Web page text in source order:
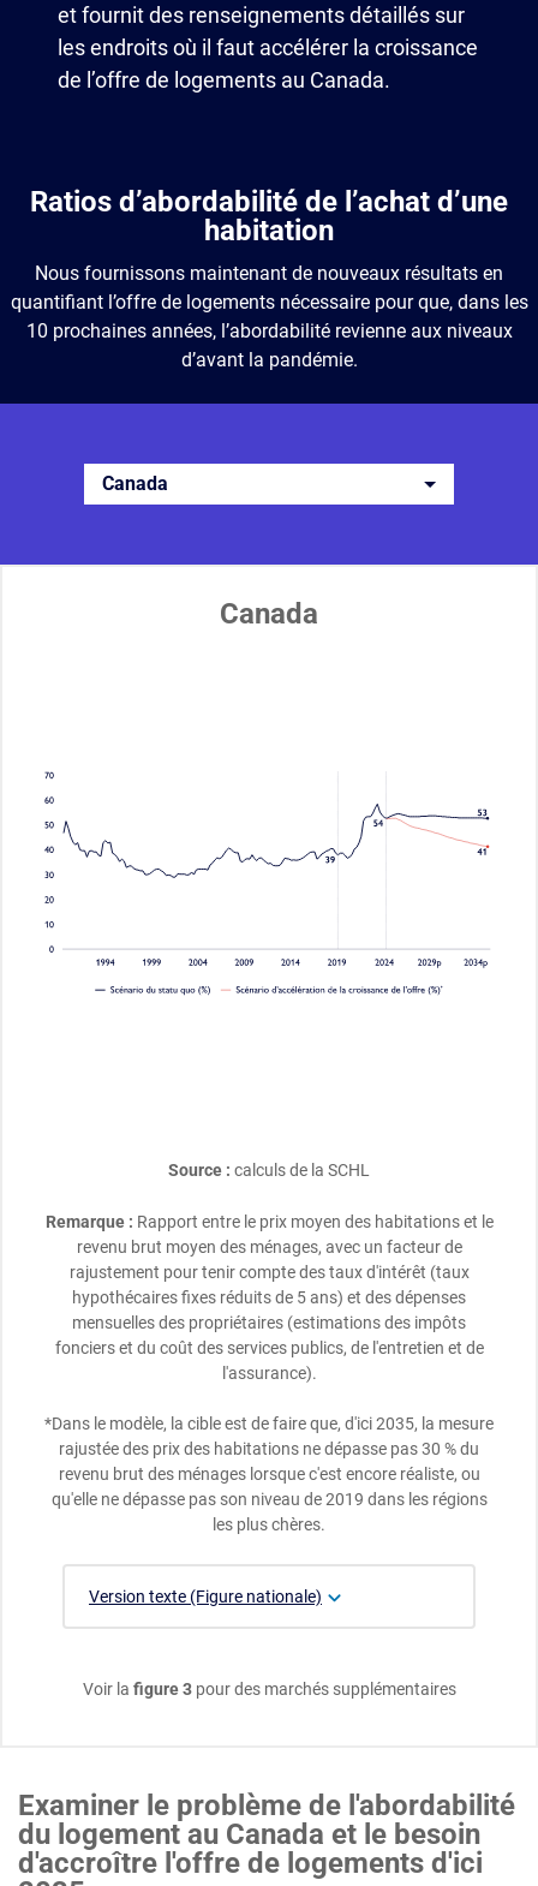
et fournit des renseignements détaillés sur
les endroits où il faut accélérer la croissance
de l’offre de logements au Canada.
Ratios d’abordabilité de l’achat d’une
habitation
Nous fournissons maintenant de nouveaux résultats en
quantifiant l’offre de logements nécessaire pour que, dans les
10 prochaines années, l’abordabilité revienne aux niveaux
d’avant la pandémie.
Canada
Canada
Source : calculs de la SCHL
Remarque : Rapport entre le prix moyen des habitations et le
revenu brut moyen des ménages, avec un facteur de
rajustement pour tenir compte des taux d'intérêt (taux
hypothécaires fixes réduits de 5 ans) et des dépenses
mensuelles des propriétaires (estimations des impôts
fonciers et du coût des services publics, de l'entretien et de
l'assurance).
*Dans le modèle, la cible est de faire que, d'ici 2035, la mesure
rajustée des prix des habitations ne dépasse pas 30 % du
revenu brut des ménages lorsque c'est encore réaliste, ou
qu'elle ne dépasse pas son niveau de 2019 dans les régions
les plus chères.
Version texte (Figure nationale)
Voir la figure 3pour des marchés supplémentaires
Examiner le problème de l'abordabilité
du logement au Canada et le besoin
d'accroître l'offre de logements d'ici